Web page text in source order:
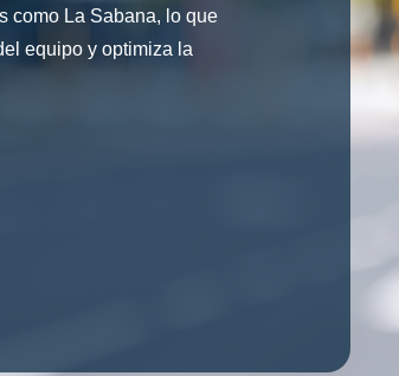
como La Sabana, lo que
equipo y optimiza la